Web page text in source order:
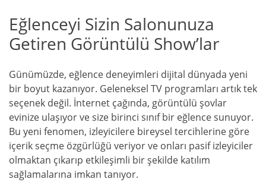
Eğlenceyi Sizin Salonunuza
Getiren Görüntülü Show’lar
Günümüzde, eğlence deneyimleri dijital dünyada yeni
bir boyut kazanıyor. Geleneksel TV programları artık tek
seçenek değil. İnternet çağında, görüntülü şovlar
evinize ulaşıyor ve size birinci sınıf bir eğlence sunuyor.
Bu yeni fenomen, izleyicilere bireysel tercihlerine göre
içerik seçme özgürlüğü veriyor ve onları pasif izleyiciler
olmaktan çıkarıp etkileşimli bir şekilde katılım
sağlamalarına imkan tanıyor.